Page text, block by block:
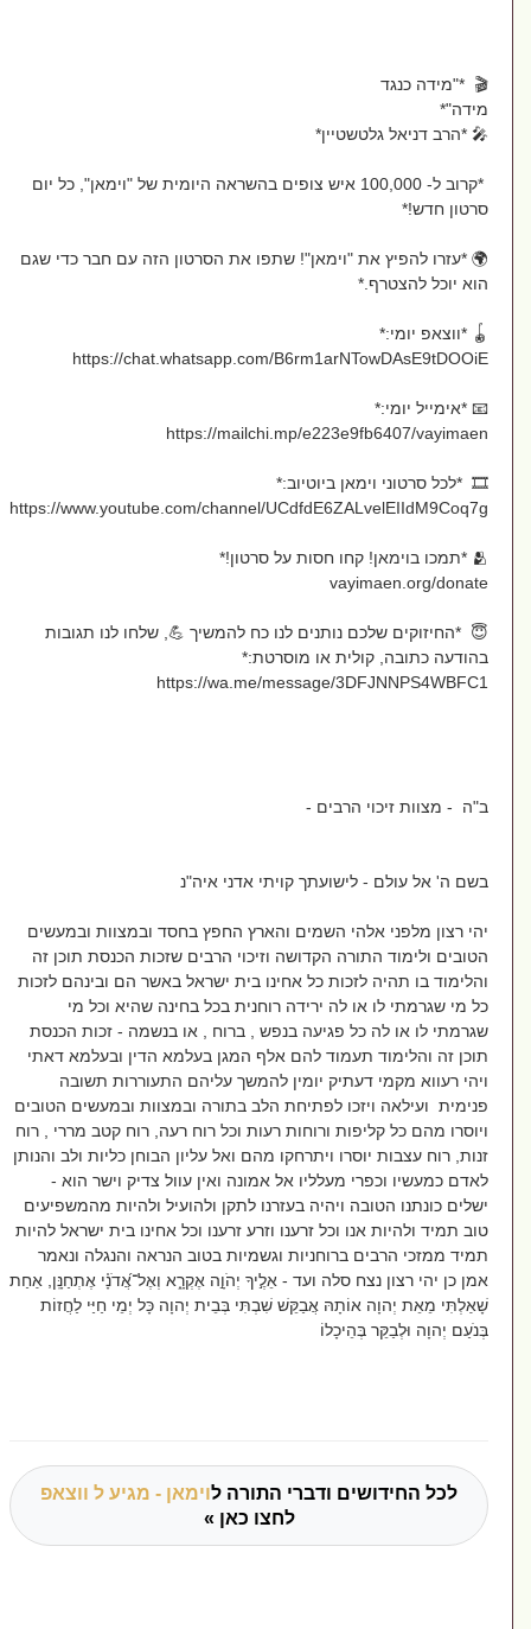
*"מידה כנגד
*הרב דניאל גלטשטיין*
*קרוב ל- 100,000 איש צופים בהשראה היומית של "וימאן", כל יום
חדש!*
*עזרו להפיץ את "וימאן"! שתפו את הסרטון הזה עם חבר כדי שגם
יוכל להצטרף.*
*ווצאפ יומי:*
https://chat.whatsapp.com/
*אימייל יומי:*
https://mailchi.mp/e223e9fb6407/
*לכל סרטוני וימאן ביוטיוב:*
https://www.youtube.com/channel/
vayimaen.org/
*החיזוקים שלכם נותנים לנו כח להמשיך 💪, שלחו לנו תגובות
כתובה, קולית או מוסרטת:*
https://wa.me/message/
- מצוות זיכוי הרבים -
ה' אל עולם - לישועתך קויתי אדני איה"נ
רצון מלפני אלהי השמים והארץ החפץ בחסד ובמצוות ובמעשים
ולימוד התורה הקדושה וזיכוי הרבים שזכות הכנסת תוכן זה
בו תהיה לזכות כל אחינו בית ישראל באשר הם ובינהם לזכות
מי שגרמתי לו או לה ירידה רוחנית בכל בחינה שהיא וכל מי
לו או לה כל פגיעה בנפש , ברוח , או בנשמה - זכות הכנסת
זה והלימוד תעמוד להם אלף המגן בעלמא הדין ובעלמא דאתי
רעווא מקמי דעתיק יומין להמשך עליהם התעוררות תשובה
ועילאה ויזכו לפתיחת הלב בתורה ובמצוות ובמעשים הטובים
מהם כל קליפות ורוחות רעות וכל רוח רעה, רוח קטב מררי , רוח
רוח עצבות יוסרו ויתרחקו מהם ואל עליון הבוחן כליות ולב והנותן
כמעשיו וכפרי מעלליו אל אמונה ואין עוול צדיק וישר הוא -
כונתנו הטובה ויהיה בעזרנו לתקן ולהועיל ולהיות מהמשפיעים
תמיד ולהיות אנו וכל זרענו וזרע זרענו וכל אחינו בית ישראל להיות
ממזכי הרבים ברוחניות וגשמיות בטוב הנראה והנגלה ונאמר
כן יהי רצון נצח סלה ועד - אֵלֶ֣יךָ יְהֹוָ֣ה אֶקְרָ֑א וְאֶל־אֲ֝דֹנָ֗י אֶתְחַנָּֽן, אַחַת
מֵאֵת יְהוָה אוֹתָהּ אֲבַקֵּשׁ שִׁבְתִּי בְּבֵית יְהוָה כָּל יְמֵי חַיַּי לַחֲזוֹת
יְהוָה וּלְבַקֵּר בְּהֵיכָלוֹ
לכל החידושים ודברי התורה לוימאן - מגיע ל ווצאפ
לחצו כאן »